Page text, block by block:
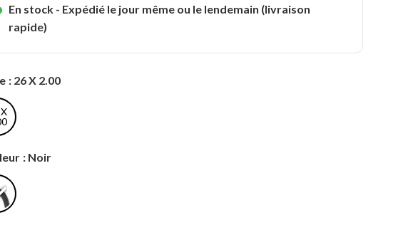
En stock - Expédié le jour même ou le lendemain (livraison
rapide)
: 26 X 2.00
: Noir